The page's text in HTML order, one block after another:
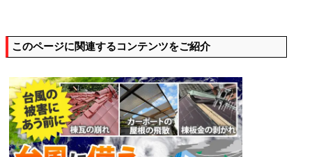
このページに関連するコンテンツをご紹介